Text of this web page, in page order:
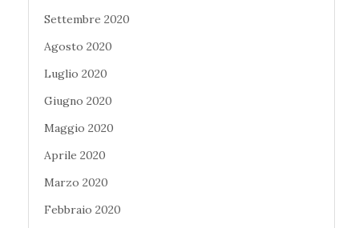
Settembre 2020
Agosto 2020
Luglio 2020
Giugno 2020
Maggio 2020
Aprile 2020
Marzo 2020
Febbraio 2020